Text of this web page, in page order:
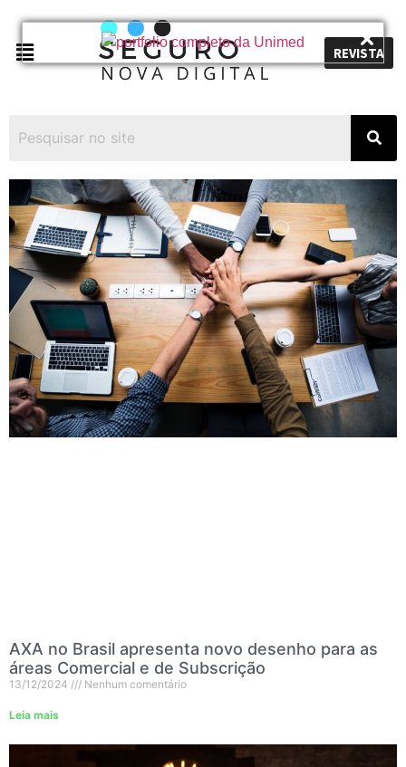
REVISTA
AXA no Brasil apresenta novo desenho para as
áreas Comercial e de Subscrição
13/12/2024 Nenhum comentário
Leia mais